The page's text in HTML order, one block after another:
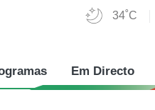
34˚C
Em Directo